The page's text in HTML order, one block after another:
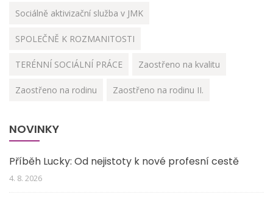
Sociálně aktivizační služba v JMK
SPOLEČNĚ K ROZMANITOSTI
TERÉNNÍ SOCIÁLNÍ PRÁCE Zaostřeno na kvalitu
Zaostřeno na rodinu Zaostřeno na rodinu II.
NOVINKY
Příběh Lucky: Od nejistoty k nové profesní cestě
4. 8. 2026